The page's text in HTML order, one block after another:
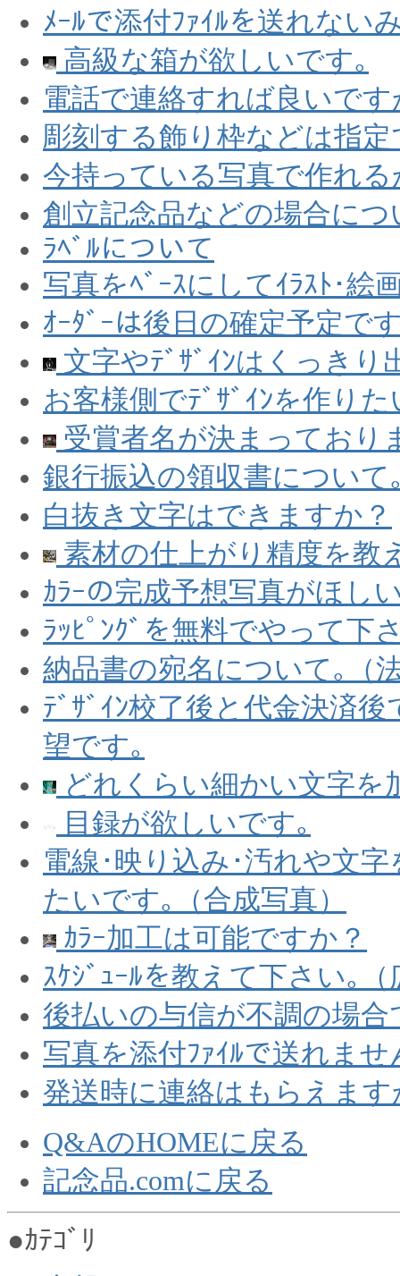
ﾒｰﾙで添付ﾌｧｲﾙを送れない
高級な箱が欲しいです｡
電話で連絡すれば良いです
彫刻する飾り枠などは指
今持っている写真で作れ
創立記念品などの場合につ
ﾗﾍﾞﾙについて
写真をﾍﾞｰｽにしてｲﾗｽﾄ･絵
ｵｰﾀﾞｰは後日の確定予定で
文字やﾃﾞｻﾞｲﾝはくっきり
お客様側でﾃﾞｻﾞｲﾝを作り
受賞者名が決まっており
銀行振込の領収書について
白抜き文字はできますか？
素材の仕上がり精度を教
ｶﾗｰの完成予想写真がほし
ﾗｯﾋﾟﾝｸﾞを無料でやって下
納品書の宛名について｡（
ﾃﾞｻﾞｲﾝ校了後と代金決済
望です｡
どれくらい細かい文字を
目録が欲しいです｡
電線･映り込み･汚れや文
たいです｡（合成写真）
ｶﾗｰ加工は可能ですか？
ｽｹｼﾞｭｰﾙを教えて下さい｡
後払いの与信が不調の場
写真を添付ﾌｧｲﾙで送れませ
発送時に連絡はもらえます
Q&AのHOMEに戻る
記念品.comに戻る
●ｶﾃｺﾞﾘ